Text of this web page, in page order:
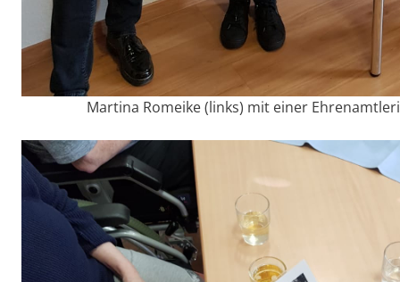
Martina Romeike (links) mit einer